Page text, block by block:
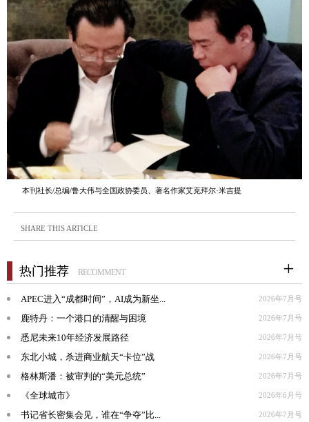
本刊社长/总编/鲁大伟与全国政协委员、著名作家艾克拜尔·米吉提
SHARE THIS ARTICLE
热门推荐 RECOMMENT
APEC进入“成都时间”，AI成为新坐... 2026年7月号
鹿特丹：一个港口的清醒与困境 2026年7月号
悉尼未来10年经济发展路径 2026年7月号
东北小城，杀进商业航天“卡位”战 2026年7月号
格林斯潘：被审判的“美元总统” 2026年7月号
《全球城市》 2026年6月号
书记省长密集会见，谁在“争夺”比... 2026年7月号